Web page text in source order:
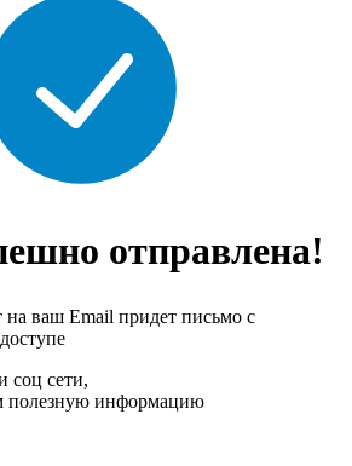
отправлена!
ваш Email придет письмо с
соц сети,
полезную информацию